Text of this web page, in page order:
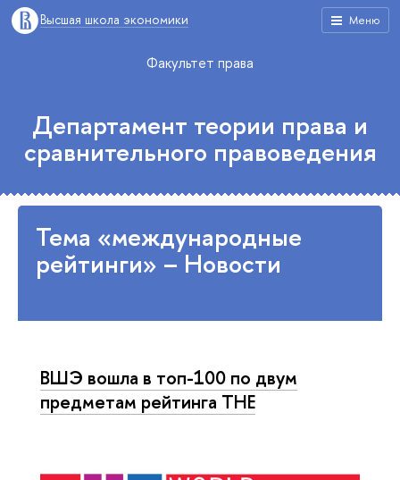
Меню
Высшая школа экономики
Факультет права
Департамент теории права и
сравнительного правоведения
Тема «международные
рейтинги» – Новости
ВШЭ вошла в топ-100 по двум
предметам рейтинга ТНЕ